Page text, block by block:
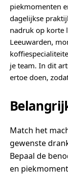
piekmomenten
dagelijkse
nadruk op korte
Leeuwarden,
je team. In dit
ertoe doen,
Match het
gewenste
Bepaal de
en